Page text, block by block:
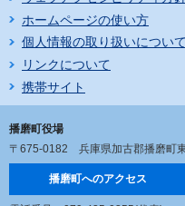
ホームページの使い方
個人情報の取り扱いについて
リンクについて
携帯サイト
播磨町役場
〒675-0182 兵庫県加古郡播磨町
播磨町へのアクセス